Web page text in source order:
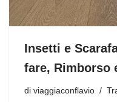
Insetti e
fare, Rimborso
di viaggiaconflavio